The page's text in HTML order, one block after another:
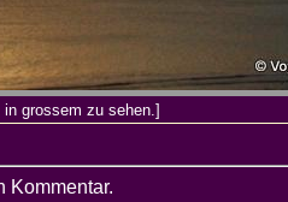
grossem zu sehen.]
Kommentar.